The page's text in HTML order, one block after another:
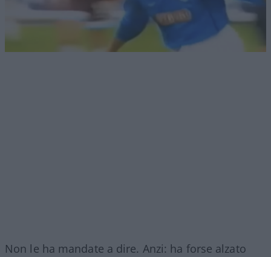
Non le ha mandate a dire. Anzi: ha forse alzato